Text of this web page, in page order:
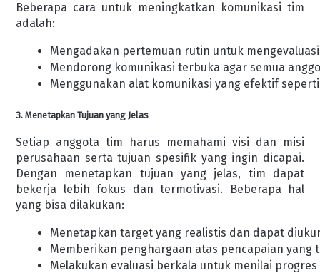
Beberapa cara untuk meningkatkan komunikasi tim
adalah:
Mengadakan pertemuan rutin untuk
Mendorong komunikasi terbuka agar semua
Menggunakan alat komunikasi yang efektif
3. Menetapkan Tujuan yang Jelas
Setiap anggota tim harus memahami visi dan misi
perusahaan serta tujuan spesifik yang ingin dicapai.
Dengan menetapkan tujuan yang jelas, tim dapat
bekerja lebih fokus dan termotivasi. Beberapa hal
yang bisa dilakukan:
Menetapkan target yang realistis dan dapat
Memberikan penghargaan atas pencapaian yang
Melakukan evaluasi berkala untuk menilai progres